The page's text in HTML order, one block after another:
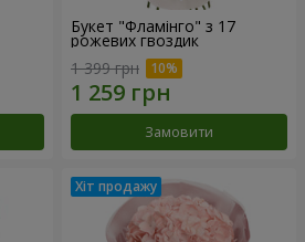
Букет "Фламінго" з 17
рожевих гвоздик
1 399 грн
Замовити